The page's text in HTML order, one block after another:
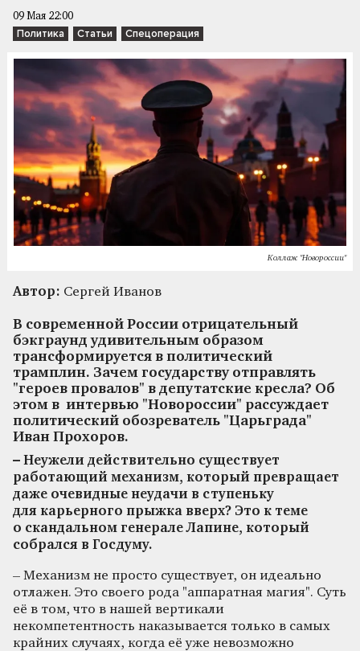
09 Мая 22:00
Политика Статьи Спецоперация
Коллаж "Новороссии"
Автор: Сергей Иванов
В современной России отрицательный
бэкграунд удивительным образом
трансформируется в политический
трамплин. Зачем государству отправлять
"героев провалов" в депутатские кресла? Об
этом в интервью "Новороссии" рассуждает
политический обозреватель "Царьграда"
Иван Прохоров.
– Неужели действительно существует
работающий механизм, который превращает
даже очевидные неудачи в ступеньку
для карьерного прыжка вверх? Это к теме
о скандальном генерале Лапине, который
собрался в Госдуму.
– Механизм не просто существует, он идеально
отлажен. Это своего рода "аппаратная магия". Суть
её в том, что в нашей вертикали
некомпетентность наказывается только в самых
крайних случаях, когда её уже невозможно